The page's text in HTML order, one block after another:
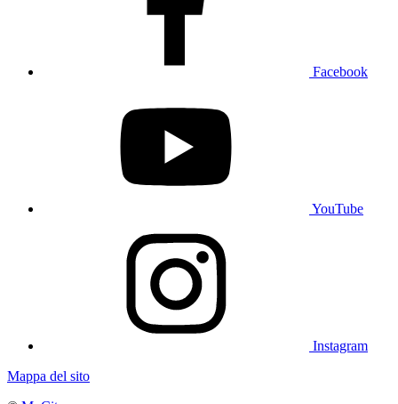
Facebook
YouTube
Instagram
Mappa del sito